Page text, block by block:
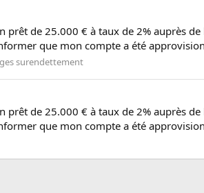
de 25.000 € à taux de 2% auprès
que mon compte a été
surendettement
de 25.000 € à taux de 2% auprès
que mon compte a été